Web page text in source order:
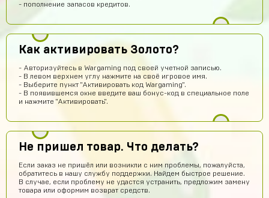
- пополнение запасов кредитов.
Как активировать Золото?
- Авторизуйтесь в Wargaming под своей учетной записью.
- В левом верхнем углу нажмите на своё игровое имя.
- Выберите пункт "Активировать код Wargaming".
- В появившемся окне введите ваш бонус-код в специальное поле
и нажмите "Активировать".
Не пришел товар. Что делать?
Если заказ не пришёл или возникли с ним проблемы, пожалуйста,
обратитесь в нашу службу поддержки. Найдем быстрое решение.
В случае, если проблему не удастся устранить, предложим замену
товара или оформим возврат средств.
DA куплю
Алексей Санкин 12 часов назад
HB Хороший сайт
Арсений Салтыков 10 часов назад
Сайт работает
Михаил Федоров заходи в игру под этим логином и
паролем и все